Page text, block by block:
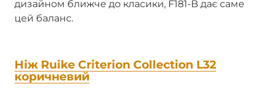
дизайном ближче до класики, F181-B дає саме
цей баланс.
Ніж Ruike Criterion Collection L32
коричневий